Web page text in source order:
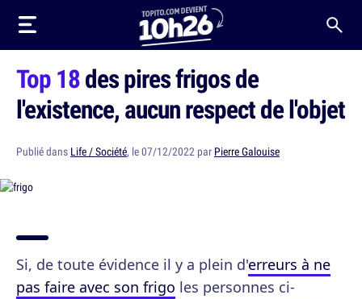
Top 18des pires frigos de
l'existence, aucun respect de l'objet
Publié dans Life / Société, le 07/12/2022 par Pierre Galouise
Si, de toute évidence il y a plein d'erreurs à ne
pas faire avec son frigo les personnes ci-